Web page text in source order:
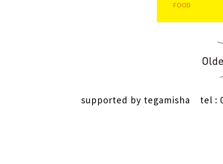
FOOD
投稿ナビゲ
supported by tegamisha tel :